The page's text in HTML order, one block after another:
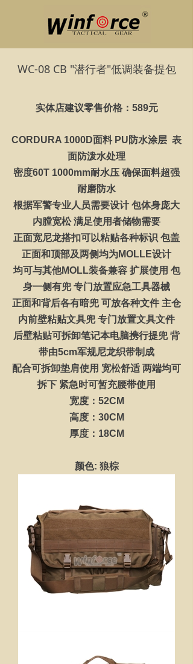
WC-08 CB "潜行者"低调装备提包
实体店建议零售价格：589元
CORDURA 1000D面料 PU防水涂层 表
面防泼水处理
密度60T 1000mm耐水压 确保面料超强
耐磨防水
根据军警专业人员需要设计 包体身庞大
内膛宽松 满足使用者储物需要
正面宽尼龙搭扣可以粘贴各种标识 包盖
正面和顶部及两侧均为MOLLE设计
均可与其他MOLL装备兼容 扩展使用 包
身一侧有兜 专门放置应急工具器械
正面和背后各有暗兜 可放各种文件 主仓
内前壁粘贴文具兜 专门放置文具文件
后壁粘贴可拆卸笔记本电脑携行提兜 背
带由5cm军规尼龙织带制成
配合可拆卸垫肩使用 宽松舒适 两端均可
拆下 紧急时可暂充腰带使用
宽度：52CM
高度：30CM
厚度：18CM
颜色: 狼棕